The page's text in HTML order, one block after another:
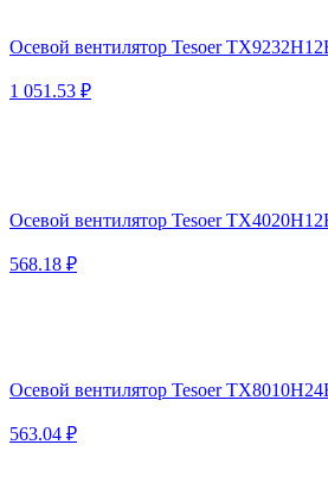
Осевой вентилятор Tesoer
1 051.53 ₽
Осевой вентилятор Tesoer
568.18 ₽
Осевой вентилятор Tesoer
563.04 ₽